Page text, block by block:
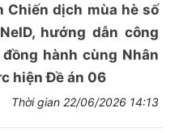
Chiến dịch mùa hè số
hướng dẫn công
đồng hành cùng Nhân
hiện Đề án 06
Thời gian 22/06/2026 14:13